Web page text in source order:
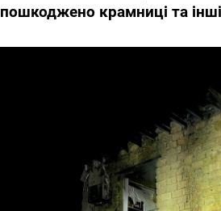
пошкоджено крамниці та